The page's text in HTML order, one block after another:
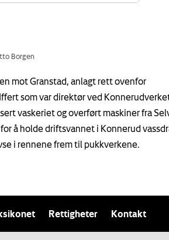
Borgen
mot Granstad, anlagt rett ovenfor
som var direktør ved
vaskeriet og overført maskiner fra
å holde driftsvannet i Konnerud
i rennene frem til pukkverkene.
Rettigheter Kontakt